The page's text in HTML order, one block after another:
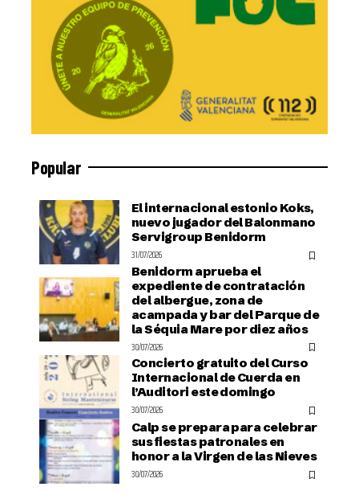
Popular
El internacional estonio Koks,
nuevo jugador del Balonmano
Servigroup Benidorm
31/07/2026
Benidorm aprueba el
expediente de contratación
del albergue, zona de
acampada y bar del Parque de
la Séquia Mare por diez años
30/07/2026
Concierto gratuito del Curso
Internacional de Cuerda en
l’Auditori este domingo
30/07/2026
Calp se prepara para celebrar
sus fiestas patronales en
honor a la Virgen de las Nieves
30/07/2026